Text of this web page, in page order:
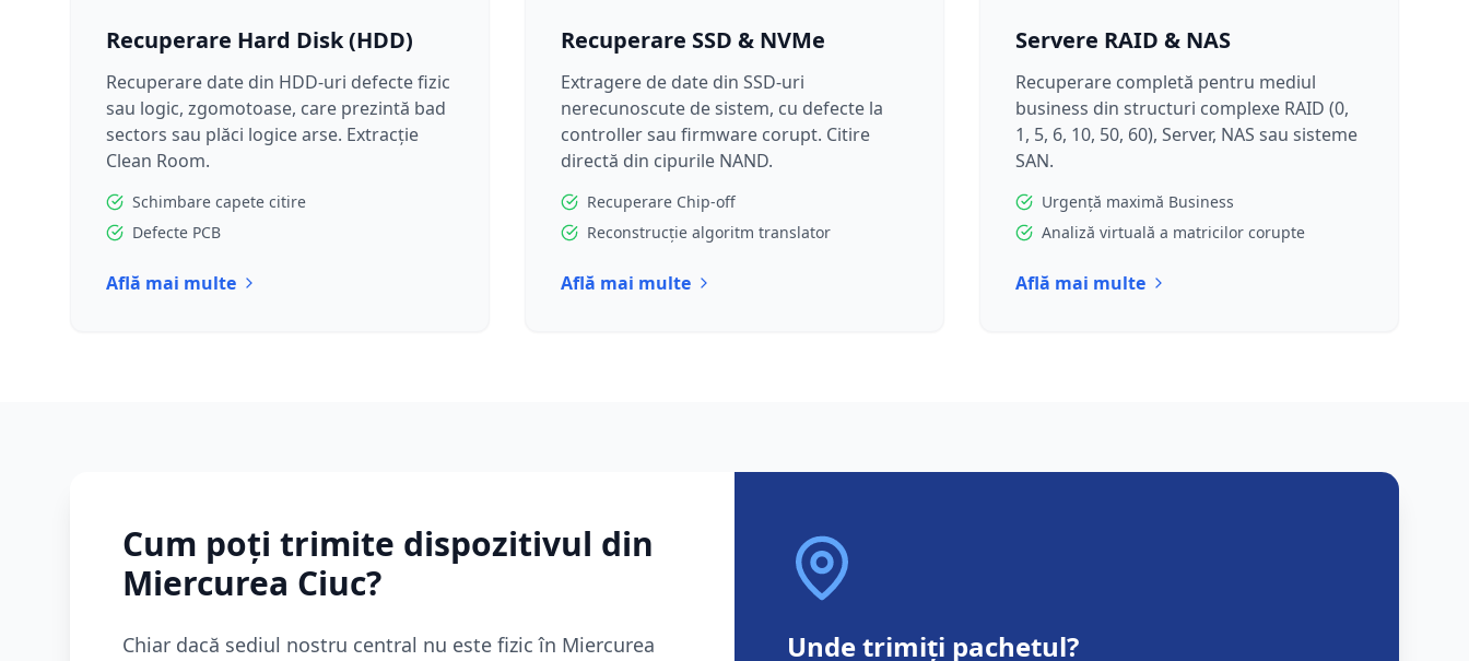
Recuperare Hard Disk (HDD)
Recuperare date din HDD-uri defecte fizic
sau logic, zgomotoase, care prezintă bad
sectors sau plăci logice arse. Extracție
Clean Room.
Schimbare capete citire
Defecte PCB
Află mai multe
Recuperare SSD & NVMe
Extragere de date din SSD-uri
nerecunoscute de sistem, cu defecte la
controller sau firmware corupt. Citire
directă din cipurile NAND.
Recuperare Chip-off
Reconstrucție algoritm translator
Află mai multe
Servere RAID & NAS
Recuperare completă pentru mediul
business din structuri complexe RAID (0,
1, 5, 6, 10, 50, 60), Server, NAS sau sisteme
SAN.
Urgență maximă Business
Analiză virtuală a matricilor corupte
Află mai multe
Cum poți trimite dispozitivul din
Miercurea Ciuc?
Chiar dacă sediul nostru central nu este fizic în Miercurea
Unde trimiți pachetul?